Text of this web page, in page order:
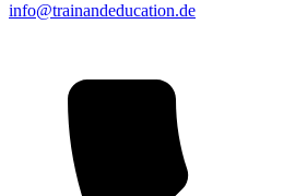
info@trainandeducation.de